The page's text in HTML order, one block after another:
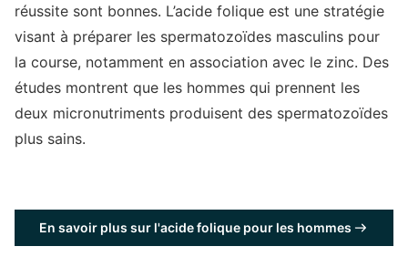
réussite sont bonnes. L’acide folique est une stratégie
visant à préparer les spermatozoïdes masculins pour
la course, notamment en association avec le zinc. Des
études montrent que les hommes qui prennent les
deux micronutriments produisent des spermatozoïdes
plus sains.
En savoir plus sur l'acide folique pour les hommes